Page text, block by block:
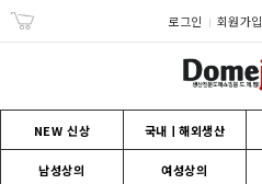
로그인 회원가입
NEW 신상 국내ㅣ해외생산
남성상의 여성상의